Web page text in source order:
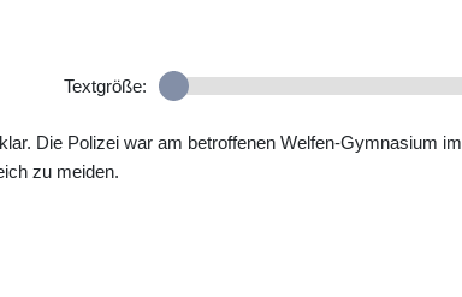
Textgröße:
Die Polizei war am betroffenen Welfen-Gymnasium im
zu meiden.